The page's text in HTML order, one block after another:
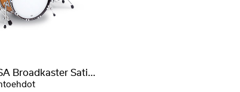
Tom Tom USA Broadkaster Satin Lacquer